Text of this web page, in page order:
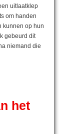
uitlaatklep
om handen
kunnen op hun
gebeurd dit
niemand die
het